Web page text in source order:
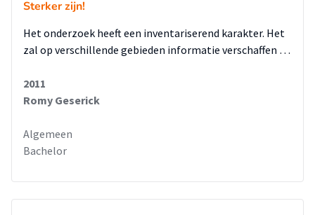
Sterker zijn!
Het onderzoek heeft een inventariserend karakter. Het
zal op verschillende gebieden informatie verschaffen …
2011
Romy Geserick
Algemeen
Bachelor